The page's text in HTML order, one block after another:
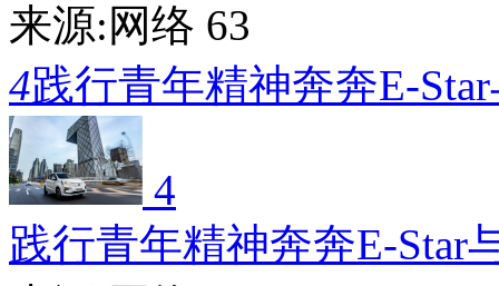
来源:网络 63
4践行青年精神奔奔E-
4
践行青年精神奔奔E-Star